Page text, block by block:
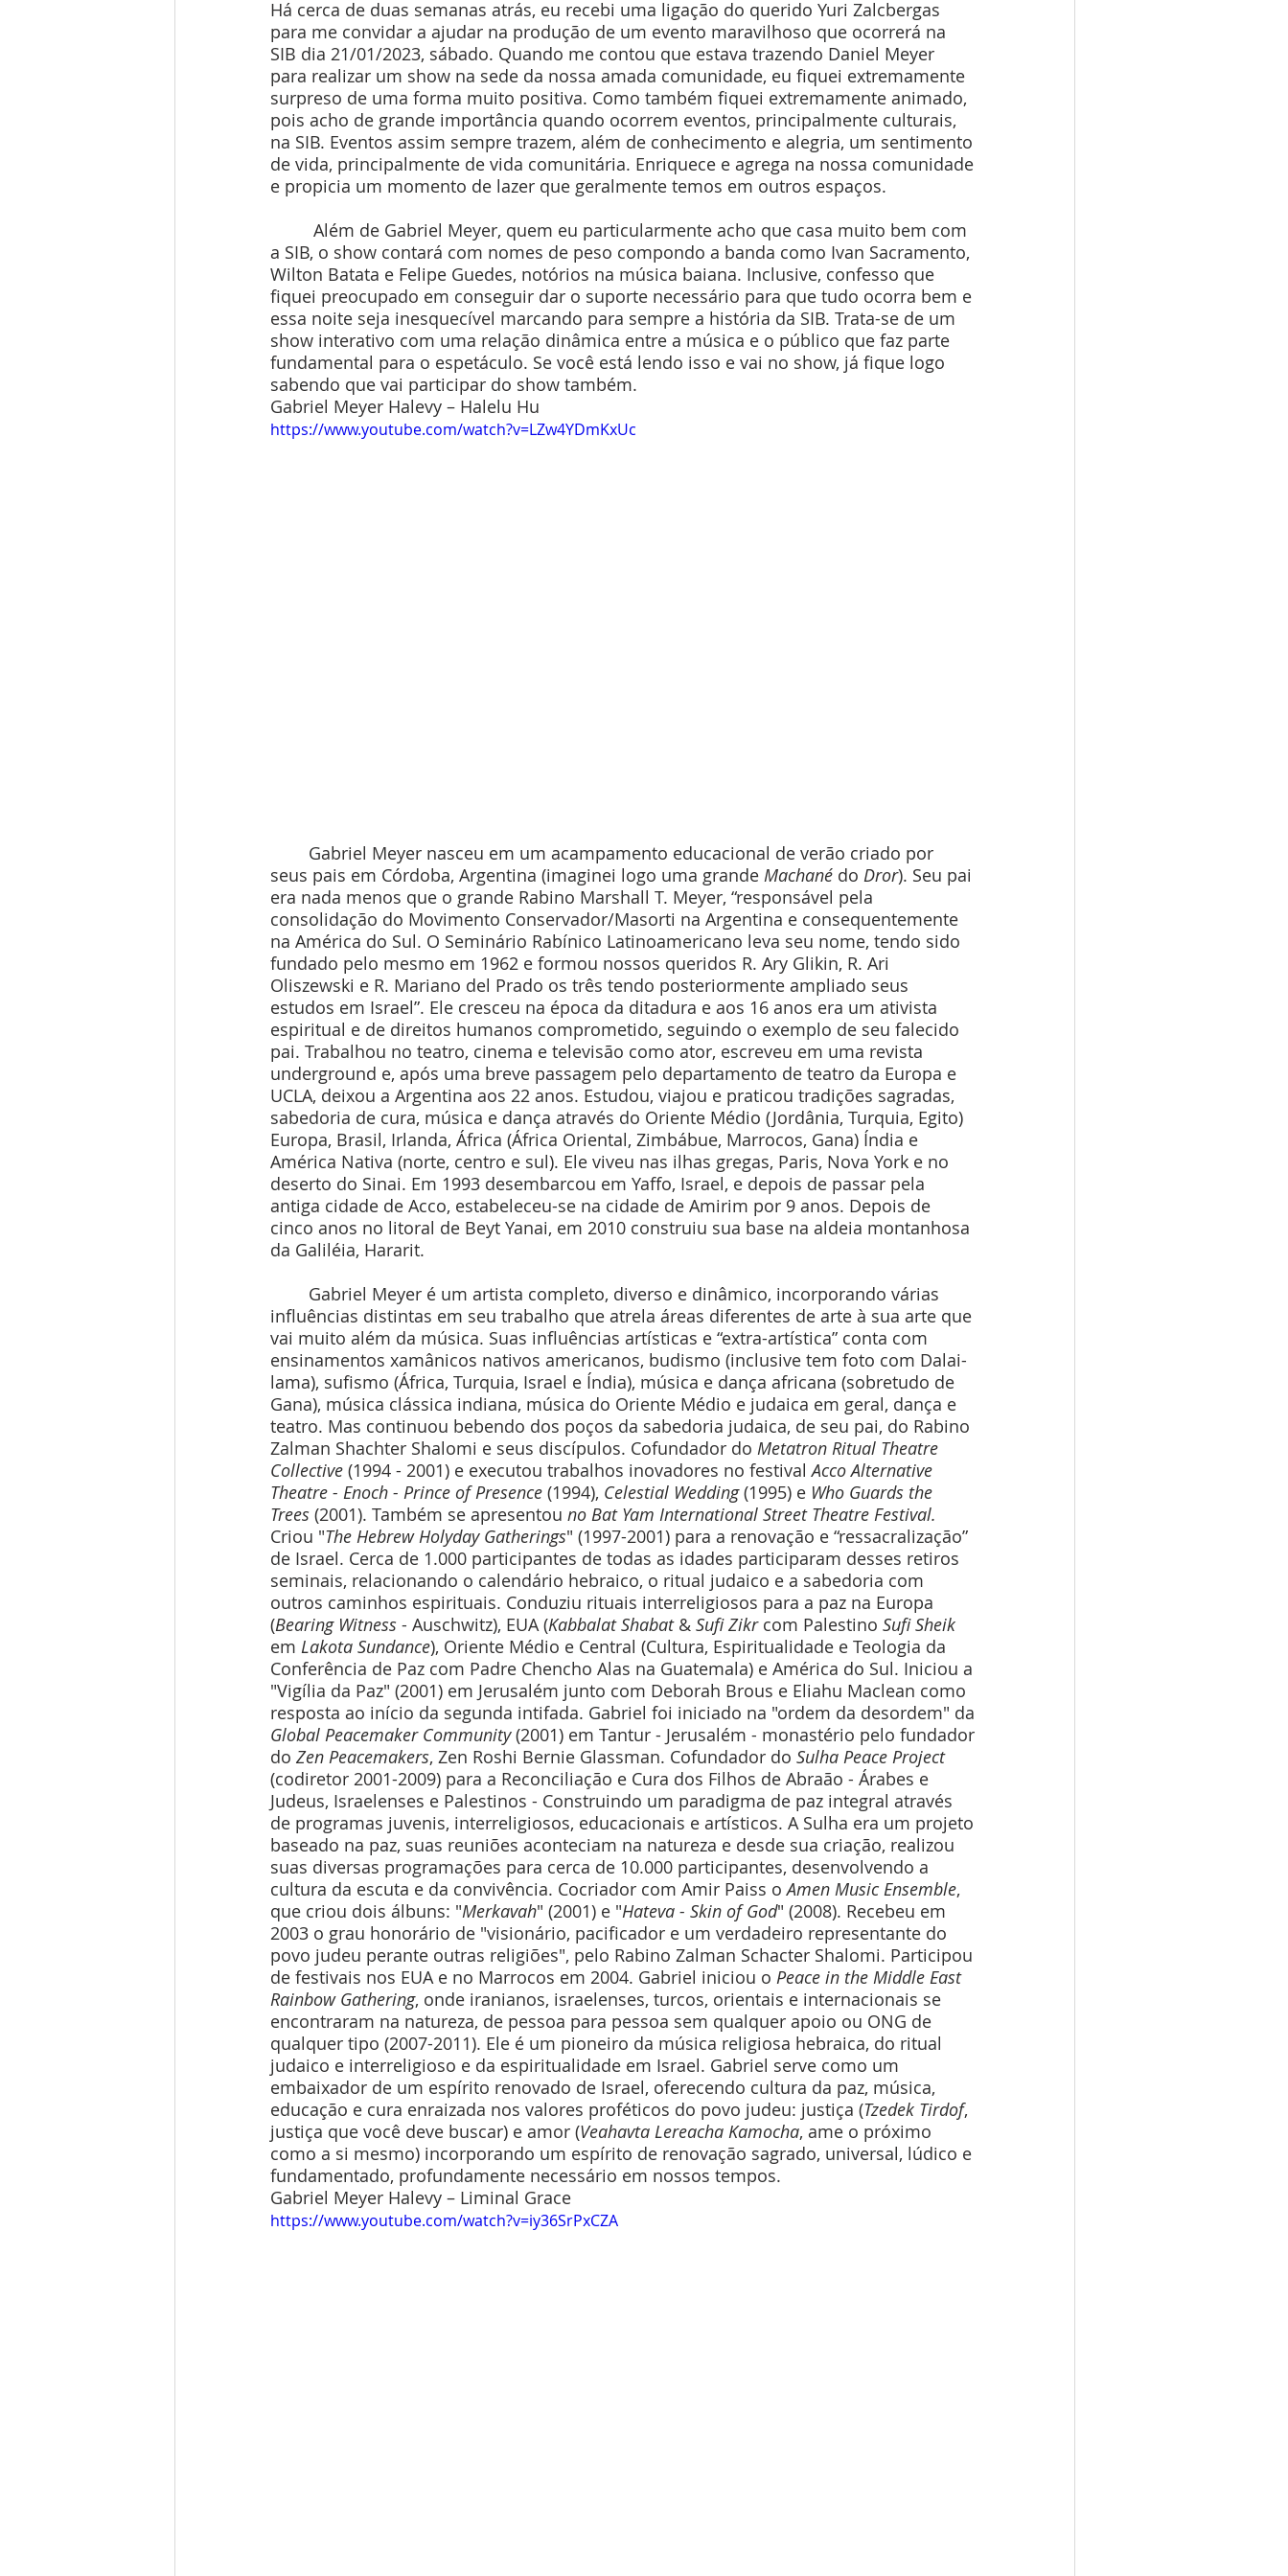
Há cerca de duas semanas atrás, eu recebi uma ligação do querido Yuri Zalcbergas
para me convidar a ajudar na produção de um evento maravilhoso que ocorrerá na
SIB dia 21/01/2023, sábado. Quando me contou que estava trazendo Daniel Meyer
para realizar um show na sede da nossa amada comunidade, eu fiquei extremamente
surpreso de uma forma muito positiva. Como também fiquei extremamente animado,
pois acho de grande importância quando ocorrem eventos, principalmente culturais,
na SIB. Eventos assim sempre trazem, além de conhecimento e alegria, um sentimento
de vida, principalmente de vida comunitária. Enriquece e agrega na nossa comunidade
e propicia um momento de lazer que geralmente temos em outros espaços.
a SIB, o show contará com nomes de peso compondo a banda como Ivan Sacramento,
Wilton Batata e Felipe Guedes, notórios na música baiana. Inclusive, confesso que
fiquei preocupado em conseguir dar o suporte necessário para que tudo ocorra bem e
essa noite seja inesquecível marcando para sempre a história da SIB. Trata-se de um
show interativo com uma relação dinâmica entre a música e o público que faz parte
fundamental para o espetáculo. Se você está lendo isso e vai no show, já fique logo
sabendo que vai participar do show também.
Gabriel Meyer Halevy – Halelu Hu
https://www.youtube.com/watch?v=LZw4YDmKxUc
seus pais em Córdoba, Argentina (imaginei logo uma grande Machané do Dror). Seu pai
era nada menos que o grande Rabino Marshall T. Meyer, “responsável pela
consolidação do Movimento Conservador/Masorti na Argentina e consequentemente
na América do Sul. O Seminário Rabínico Latinoamericano leva seu nome, tendo sido
fundado pelo mesmo em 1962 e formou nossos queridos R. Ary Glikin, R. Ari
Oliszewski e R. Mariano del Prado os três tendo posteriormente ampliado seus
estudos em Israel”. Ele cresceu na época da ditadura e aos 16 anos era um ativista
espiritual e de direitos humanos comprometido, seguindo o exemplo de seu falecido
pai. Trabalhou no teatro, cinema e televisão como ator, escreveu em uma revista
underground e, após uma breve passagem pelo departamento de teatro da Europa e
UCLA, deixou a Argentina aos 22 anos. Estudou, viajou e praticou tradições sagradas,
sabedoria de cura, música e dança através do Oriente Médio (Jordânia, Turquia, Egito)
Europa, Brasil, Irlanda, África (África Oriental, Zimbábue, Marrocos, Gana) Índia e
América Nativa (norte, centro e sul). Ele viveu nas ilhas gregas, Paris, Nova York e no
deserto do Sinai. Em 1993 desembarcou em Yaffo, Israel, e depois de passar pela
antiga cidade de Acco, estabeleceu-se na cidade de Amirim por 9 anos. Depois de
cinco anos no litoral de Beyt Yanai, em 2010 construiu sua base na aldeia montanhosa
da Galiléia, Hararit.
influências distintas em seu trabalho que atrela áreas diferentes de arte à sua arte que
vai muito além da música. Suas influências artísticas e “extra-artística” conta com
ensinamentos xamânicos nativos americanos, budismo (inclusive tem foto com Dalai-
lama), sufismo (África, Turquia, Israel e Índia), música e dança africana (sobretudo de
Gana), música clássica indiana, música do Oriente Médio e judaica em geral, dança e
teatro. Mas continuou bebendo dos poços da sabedoria judaica, de seu pai, do Rabino
Zalman Shachter Shalomi e seus discípulos. Cofundador do Metatron Ritual Theatre
Collective (1994 - 2001) e executou trabalhos inovadores no festival Acco Alternative
Theatre - Enoch - Prince of Presence (1994), Celestial Wedding (1995) e Who Guards the
Trees (2001). Também se apresentou no Bat Yam International Street Theatre Festival.
Criou "The Hebrew Holyday Gatherings" (1997-2001) para a renovação e “ressacralização”
de Israel. Cerca de 1.000 participantes de todas as idades participaram desses retiros
seminais, relacionando o calendário hebraico, o ritual judaico e a sabedoria com
outros caminhos espirituais. Conduziu rituais interreligiosos para a paz na Europa
(Bearing Witness - Auschwitz), EUA (Kabbalat Shabat & Sufi Zikr com Palestino Sufi Sheik
em Lakota Sundance), Oriente Médio e Central (Cultura, Espiritualidade e Teologia da
Conferência de Paz com Padre Chencho Alas na Guatemala) e América do Sul. Iniciou a
"Vigília da Paz" (2001) em Jerusalém junto com Deborah Brous e Eliahu Maclean como
resposta ao início da segunda intifada. Gabriel foi iniciado na "ordem da desordem" da
Global Peacemaker Community (2001) em Tantur - Jerusalém - monastério pelo fundador
do Zen Peacemakers, Zen Roshi Bernie Glassman. Cofundador do Sulha Peace Project
(codiretor 2001-2009) para a Reconciliação e Cura dos Filhos de Abraão - Árabes e
Judeus, Israelenses e Palestinos - Construindo um paradigma de paz integral através
de programas juvenis, interreligiosos, educacionais e artísticos. A Sulha era um projeto
baseado na paz, suas reuniões aconteciam na natureza e desde sua criação, realizou
suas diversas programações para cerca de 10.000 participantes, desenvolvendo a
cultura da escuta e da convivência. Cocriador com Amir Paiss o Amen Music Ensemble,
que criou dois álbuns: "Merkavah" (2001) e "Hateva - Skin of God" (2008). Recebeu em
2003 o grau honorário de "visionário, pacificador e um verdadeiro representante do
povo judeu perante outras religiões", pelo Rabino Zalman Schacter Shalomi. Participou
de festivais nos EUA e no Marrocos em 2004. Gabriel iniciou o Peace in the Middle East
Rainbow Gathering, onde iranianos, israelenses, turcos, orientais e internacionais se
encontraram na natureza, de pessoa para pessoa sem qualquer apoio ou ONG de
qualquer tipo (2007-2011). Ele é um pioneiro da música religiosa hebraica, do ritual
judaico e interreligioso e da espiritualidade em Israel. Gabriel serve como um
embaixador de um espírito renovado de Israel, oferecendo cultura da paz, música,
educação e cura enraizada nos valores proféticos do povo judeu: justiça (Tzedek Tirdof,
justiça que você deve buscar) e amor (Veahavta Lereacha Kamocha, ame o próximo
como a si mesmo) incorporando um espírito de renovação sagrado, universal, lúdico e
fundamentado, profundamente necessário em nossos tempos.
Gabriel Meyer Halevy – Liminal Grace
https://www.youtube.com/watch?v=iy36SrPxCZA